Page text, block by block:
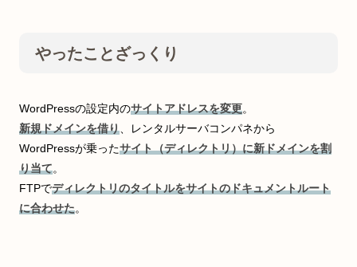
やったことざっくり
WordPressの設定内のサイトアドレスを変更。
新規ドメインを借り 、レンタルサーバコンパネから
WordPressが乗ったサイト（ディレクトリ）に新ドメインを割
り当て。
FTPでディレクトリのタイトルをサイトのドキュメントルート
に合わせた。